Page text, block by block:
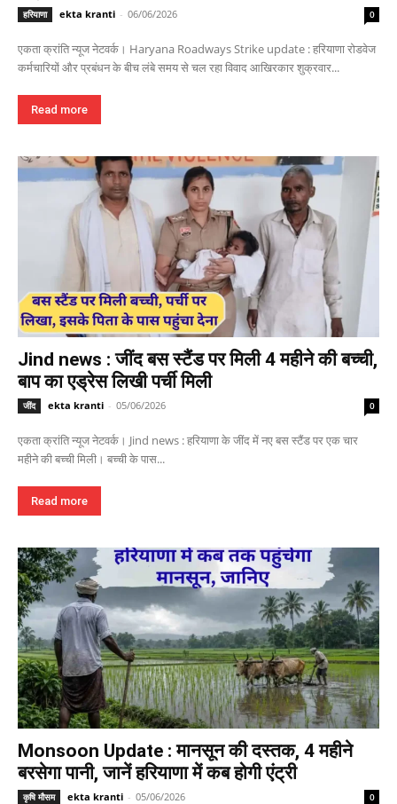
हरियाणा ekta kranti - 06/06/2026 0
एकता क्रांति न्यूज नेटवर्क। Haryana Roadways Strike update : हरियाणा रोडवेज
कर्मचारियों और प्रबंधन के बीच लंबे समय से चल रहा विवाद आखिरकार शुक्रवार...
Read more
Jind news : जींद बस स्टैंड पर मिली 4 महीने की बच्ची,
बाप का एड्रेस लिखी पर्ची मिली
जींद ekta kranti - 05/06/2026 0
एकता क्रांति न्यूज नेटवर्क। Jind news : हरियाणा के जींद में नए बस स्टैंड पर एक चार
महीने की बच्ची मिली। बच्ची के पास...
Read more
Monsoon Update : मानसून की दस्तक, 4 महीने
बरसेगा पानी, जानें हरियाणा में कब होगी एंट्री
कृषि मौसम ekta kranti - 05/06/2026 0